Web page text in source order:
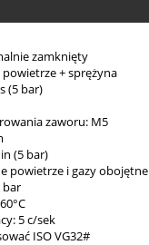
zamknięty
+ sprężyna
(5 bar)
zaworu: M5
(5 bar)
powietrze i gazy obojętne
bar
5 c/sek
ISO VG32#